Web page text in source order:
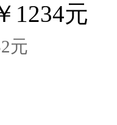
1234元
元